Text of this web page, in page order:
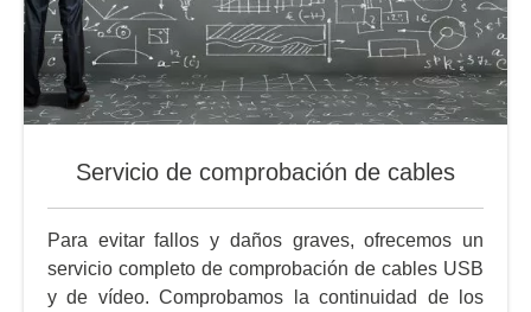
Servicio de comprobación de cables
Para evitar fallos y daños graves, ofrecemos un
servicio completo de comprobación de cables USB
y de vídeo. Comprobamos la continuidad de los